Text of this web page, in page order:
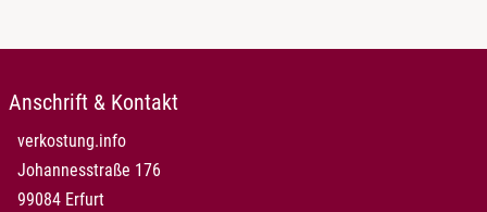
Anschrift & Kontakt
verkostung.info
Johannesstraße 176
99084 Erfurt